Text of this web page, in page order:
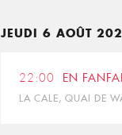
JEUDI 6 AOÛT
22:00 EN
LA CALE, QUAI DE